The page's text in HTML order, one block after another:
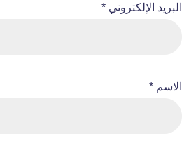
الاسم *
البريد الإلكتروني *